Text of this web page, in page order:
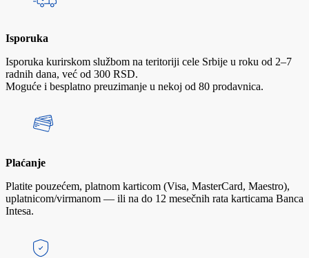
Isporuka
Isporuka kurirskom službom na teritoriji cele Srbije u roku od 2–7
radnih dana, već od 300 RSD.
Moguće i besplatno preuzimanje u nekoj od 80 prodavnica.
Plaćanje
Platite pouzećem, platnom karticom (Visa, MasterCard, Maestro),
uplatnicom/virmanom — ili na do 12 mesečnih rata karticama Banca
Intesa.